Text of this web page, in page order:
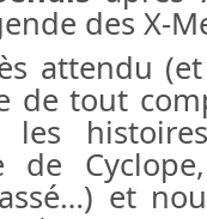
des X-
attendu
de tout
les
de
et